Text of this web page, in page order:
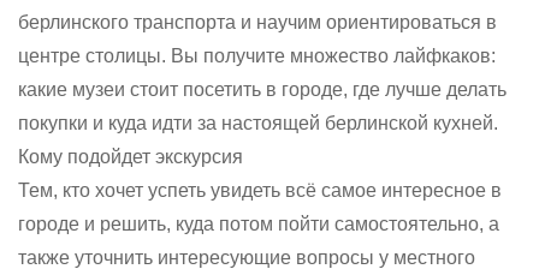
берлинского транспорта и научим ориентироваться в
центре столицы. Вы получите множество лайфкаков:
какие музеи стоит посетить в городе, где лучше делать
покупки и куда идти за настоящей берлинской кухней.
Кому подойдет экскурсия
Тем, кто хочет успеть увидеть всё самое интересное в
городе и решить, куда потом пойти самостоятельно, а
также уточнить интересующие вопросы у местного